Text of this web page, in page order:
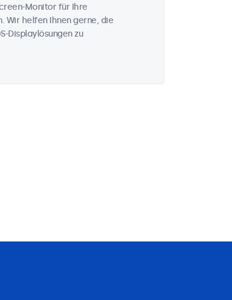
Monitor für Ihre
Wir helfen Ihnen gerne, die
Displaylösungen zu